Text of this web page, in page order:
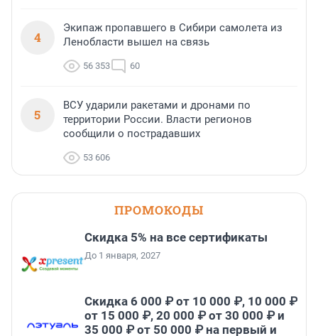
4
Экипаж пропавшего в Сибири самолета из
Ленобласти вышел на связь
56 353 60
5
ВСУ ударили ракетами и дронами по
территории России. Власти регионов
сообщили о пострадавших
53 606
ПРОМОКОДЫ
Скидка 5% на все сертификаты
До 1 января, 2027
Скидка 6 000 ₽ от 10 000 ₽, 10 000 ₽
от 15 000 ₽, 20 000 ₽ от 30 000 ₽ и
35 000 ₽ от 50 000 ₽ на первый и